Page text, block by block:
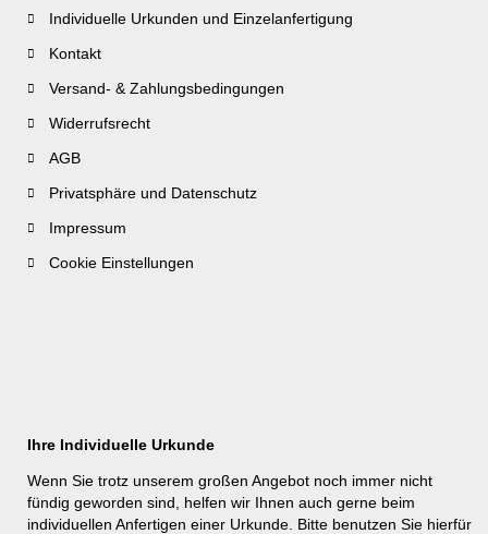
Individuelle Urkunden und Einzelanfertigung
Kontakt
Versand- & Zahlungsbedingungen
Widerrufsrecht
AGB
Privatsphäre und Datenschutz
Impressum
Cookie Einstellungen
Ihre Individuelle Urkunde
Wenn Sie trotz unserem großen Angebot noch immer nicht
fündig geworden sind, helfen wir Ihnen auch gerne beim
individuellen Anfertigen einer Urkunde. Bitte benutzen Sie hierfür